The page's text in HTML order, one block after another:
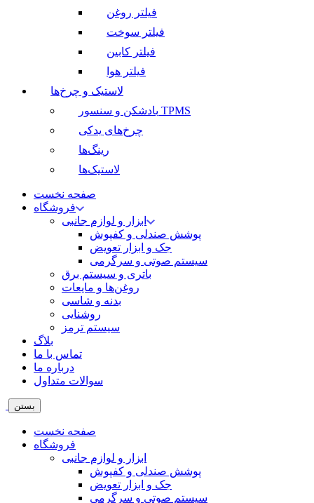
فیلتر روغن
فیلتر سوخت
فیلتر کابین
فیلتر هوا
لاستیک و چرخ‌ها
بادشکن و سنسور TPMS
چرخ‌های یدکی
رینگ‌ها
لاستیک‌ها
صفحه نخست
فروشگاه
ابزار و لوازم جانبی
پوشش صندلی و کفپوش
جک و ابزار تعویض
سیستم صوتی و سرگرمی
باتری و سیستم برق
روغن‌ها و مایعات
بدنه و شاسی
روشنایی
سیستم ترمز
بلاگ
تماس با ما
درباره ما
سوالات متداول
بستن
صفحه نخست
فروشگاه
ابزار و لوازم جانبی
پوشش صندلی و کفپوش
جک و ابزار تعویض
سیستم صوتی و سرگرمی